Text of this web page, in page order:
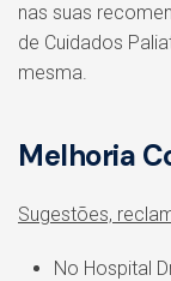
nas suas
de Cuidados
mesma.
Melhoria
Sugestões,
No Hospital